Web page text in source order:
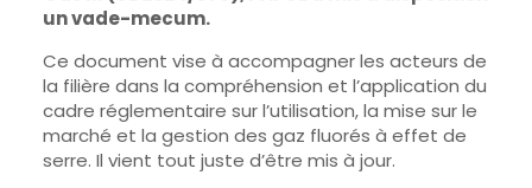
un vade-mecum.
Ce document vise à accompagner les acteurs de
la filière dans la compréhension et l’application du
cadre réglementaire sur l’utilisation, la mise sur le
marché et la gestion des gaz fluorés à effet de
serre. Il vient tout juste d’être mis à jour.